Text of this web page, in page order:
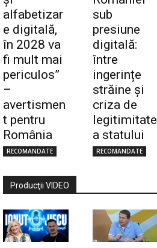
alfabetizar
e digitală,
în 2028 va
fi mult mai
periculos”
–
avertismen
t pentru
România
RECOMANDATE
sub
presiune
digitală:
între
ingerințe
străine și
criza de
legitimitate
a statului
RECOMANDATE
Producţii VIDEO